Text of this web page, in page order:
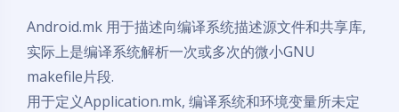
Android.mk 用于描述向编译系统描述源文件和共享库,
实际上是编译系统解析一次或多次的微小GNU
makefile片段.
用于定义Application.mk, 编译系统和环境变量所未定